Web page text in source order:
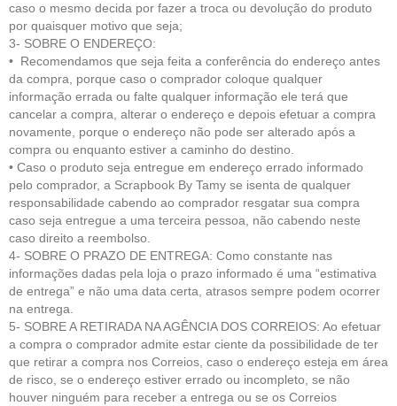
caso o mesmo decida por fazer a troca ou devolução do produto
por quaisquer motivo que seja;
3- SOBRE O ENDEREÇO:
• Recomendamos que seja feita a conferência do endereço antes
da compra, porque caso o comprador coloque qualquer
informação errada ou falte qualquer informação ele terá que
cancelar a compra, alterar o endereço e depois efetuar a compra
novamente, porque o endereço não pode ser alterado após a
compra ou enquanto estiver a caminho do destino.
• Caso o produto seja entregue em endereço errado informado
pelo comprador, a Scrapbook By Tamy se isenta de qualquer
responsabilidade cabendo ao comprador resgatar sua compra
caso seja entregue a uma terceira pessoa, não cabendo neste
caso direito a reembolso.
4- SOBRE O PRAZO DE ENTREGA: Como constante nas
informações dadas pela loja o prazo informado é uma “estimativa
de entrega” e não uma data certa, atrasos sempre podem ocorrer
na entrega.
5- SOBRE A RETIRADA NA AGÊNCIA DOS CORREIOS: Ao efetuar
a compra o comprador admite estar ciente da possibilidade de ter
que retirar a compra nos Correios, caso o endereço esteja em área
de risco, se o endereço estiver errado ou incompleto, se não
houver ninguém para receber a entrega ou se os Correios